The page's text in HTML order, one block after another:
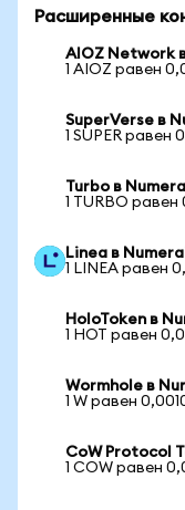
Расширенные
AIOZ Network
1 AIOZ равен
SuperVerse в
1 SUPER равен
Turbo в
1 TURBO
Linea в
1 LINEA равен
HoloToken в
1 HOT равен
Wormhole в
1 W равен
CoW Protocol
1 COW равен